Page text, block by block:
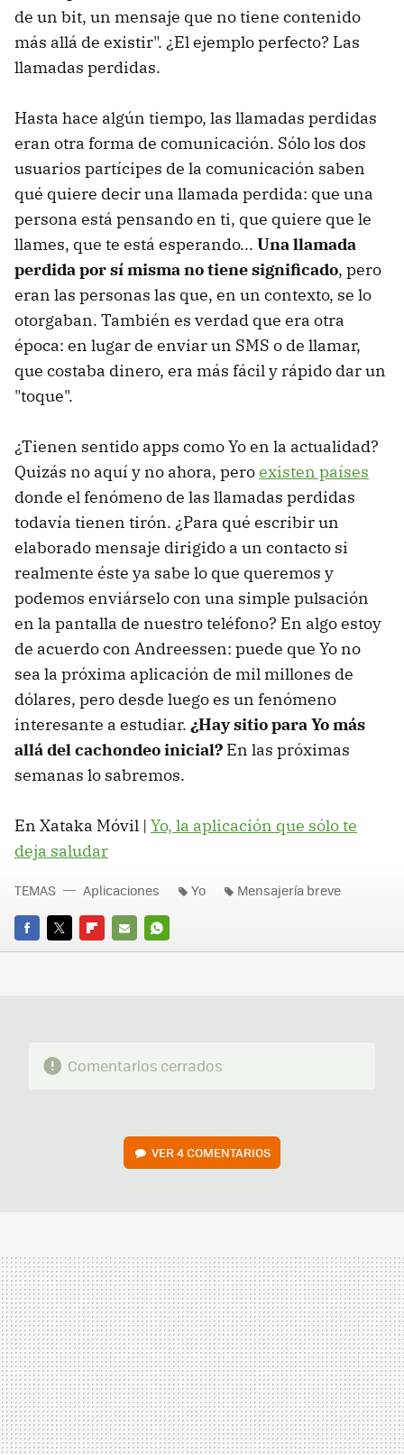
de un bit, un mensaje que no tiene contenido
más allá de existir". ¿El ejemplo perfecto? Las
llamadas perdidas.
Hasta hace algún tiempo, las llamadas perdidas
eran otra forma de comunicación. Sólo los dos
usuarios partícipes de la comunicación saben
qué quiere decir una llamada perdida: que una
persona está pensando en ti, que quiere que le
llames, que te está esperando... Una llamada
perdida por sí misma no tiene significado, pero
eran las personas las que, en un contexto, se lo
otorgaban. También es verdad que era otra
época: en lugar de enviar un SMS o de llamar,
que costaba dinero, era más fácil y rápido dar un
"toque".
¿Tienen sentido apps como Yo en la actualidad?
Quizás no aquí y no ahora, peroexisten países
donde el fenómeno de las llamadas perdidas
todavía tienen tirón. ¿Para qué escribir un
elaborado mensaje dirigido a un contacto si
realmente éste ya sabe lo que queremos y
podemos enviárselo con una simple pulsación
en la pantalla de nuestro teléfono? En algo estoy
de acuerdo con Andreessen: puede que Yo no
sea la próxima aplicación de mil millones de
dólares, pero desde luego es un fenómeno
interesante a estudiar. ¿Hay sitio para Yo más
allá del cachondeo inicial? En las próximas
semanas lo sabremos.
En Xataka Móvil | Yo, la aplicación que sólo te
deja saludar
FACEBOOK
TWITTERFLIPBOARD
E-
WHATSAPP
TEMAS Aplicaciones Yo Mensajería breve
Comentarios cerrados
VER 4 COMENTARIOS